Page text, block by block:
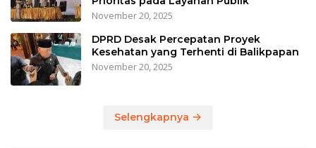
November 20, 2025
DPRD Desak Percepatan Proyek
Kesehatan yang Terhenti di Balikpapan
November 20, 2025
Selengkapnya